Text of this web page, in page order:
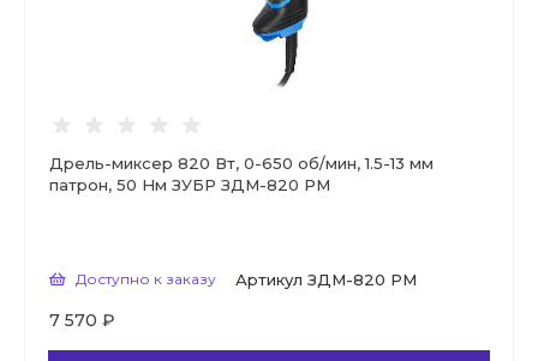
Дрель-миксер 820 Вт, 0-650 об/мин, 1.5-13 мм
патрон, 50 Нм ЗУБР ЗДМ-820 РМ
Доступно к заказу Артикул ЗДМ-820 РМ
7 570 ₽